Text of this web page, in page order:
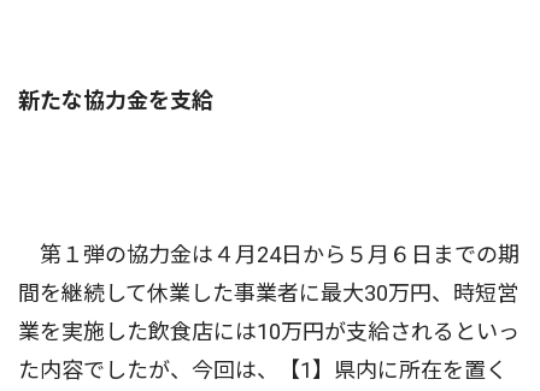
新たな協力金を支給
第１弾の協力金は４月24日から５月６日までの期
間を継続して休業した事業者に最大30万円、時短営
業を実施した飲食店には10万円が支給されるといっ
た内容でしたが、今回は、【1】県内に所在を置く